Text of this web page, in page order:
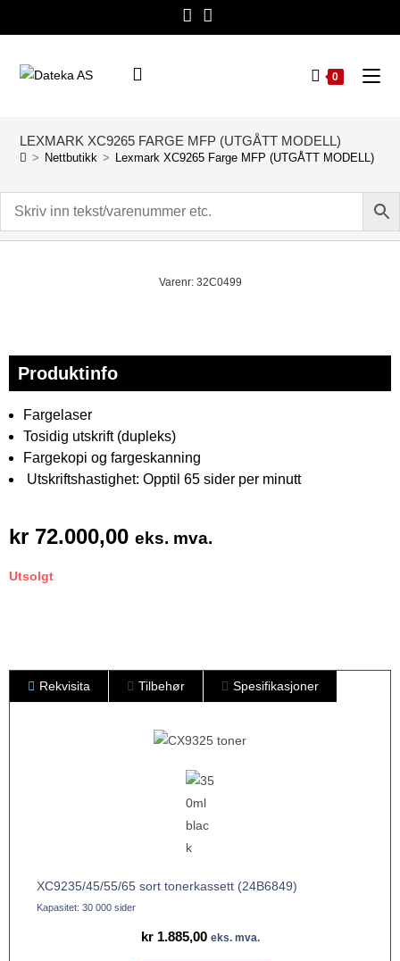
0
LEXMARK XC9265 FARGE MFP (UTGÅTT MODELL)
> Nettbutikk > Lexmark XC9265 Farge MFP (UTGÅTT MODELL)
Varenr: 32C0499
Produktinfo
Fargelaser
Tosidig utskrift (dupleks)
Fargekopi og fargeskanning
Utskriftshastighet: Opptil 65 sider per minutt
kr 72.000,00 eks. mva.
Utsolgt
Rekvisita Tilbehør Spesifikasjoner
XC9235/45/55/65 sort tonerkassett (24B6849)
Kapasitet: 30 000 sider
kr1.885,00 eks. mva.